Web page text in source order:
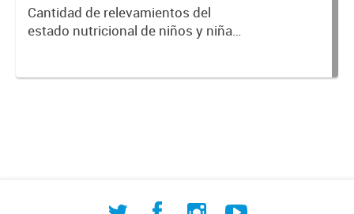
Cantidad de relevamientos del
estado nutricional de niños y niñas
historico.